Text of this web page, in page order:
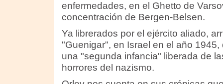
enfermedades, en el Ghetto de
concentración de Bergen-Belsen.
Ya librerados por el ejército aliado,
"Guenigar", en Israel en el año
una "segunda infancia" liberada de
horrores del nazismo.